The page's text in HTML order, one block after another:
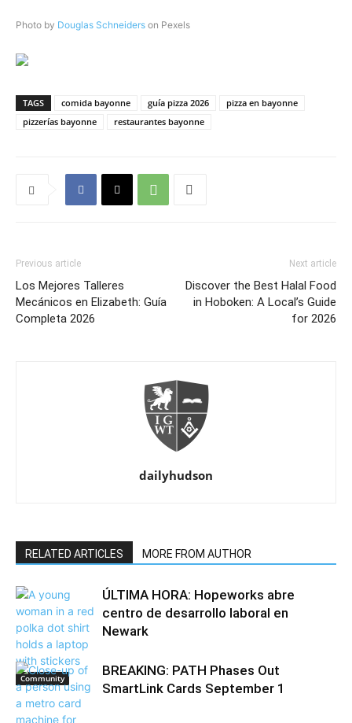
Photo by Douglas Schneiders on Pexels
TAGS comida bayonne guía pizza 2026
pizza en bayonne
pizzerías bayonne
restaurantes bayonne
Previous article
Los Mejores Talleres
Mecánicos en Elizabeth: Guía
Completa 2026
Next article
Discover the Best Halal Food
in Hoboken: A Local’s Guide
for 2026
dailyhudson
RELATED ARTICLES MORE FROM AUTHOR
Community
ÚLTIMA HORA: Hopeworks abre
centro de desarrollo laboral en
Newark
BREAKING: PATH Phases Out
SmartLink Cards September 1